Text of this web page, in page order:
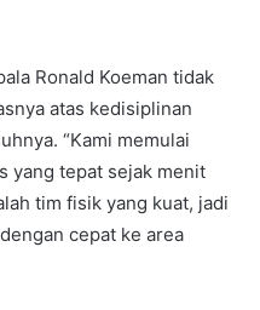
Ronald Koeman tidak
atas kedisiplinan
“Kami memulai
yang tepat sejak menit
tim fisik yang kuat, jadi
cepat ke area